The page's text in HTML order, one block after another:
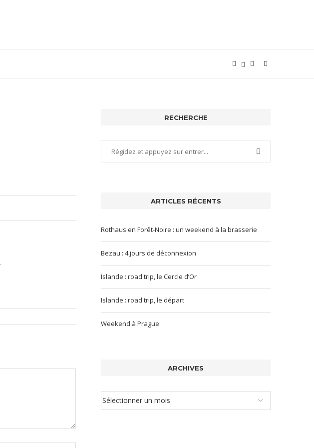
RECHERCHE
ARTICLES RÉCENTS
Rothaus en Forêt-Noire : un weekend à la brasserie
Bezau : 4 jours de déconnexion
Islande : road trip, le Cercle d’Or
Islande : road trip, le départ
Weekend à Prague
ARCHIVES